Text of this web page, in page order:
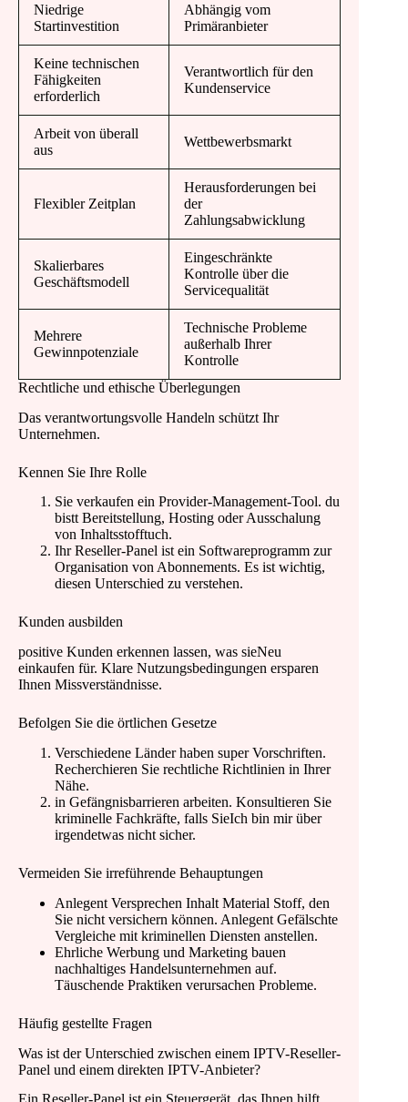
Niedrige
Startinvestition
Abhängig vom
Primäranbieter
Keine technischen
Fähigkeiten
erforderlich
Verantwortlich für den
Kundenservice
Arbeit von überall
aus
Wettbewerbsmarkt
Flexibler Zeitplan
Herausforderungen bei
der
Zahlungsabwicklung
Skalierbares
Geschäftsmodell
Eingeschränkte
Kontrolle über die
Servicequalität
Mehrere
Gewinnpotenziale
Technische Probleme
außerhalb Ihrer
Kontrolle
Rechtliche und ethische Überlegungen
Das verantwortungsvolle Handeln schützt Ihr
Unternehmen.
Kennen Sie Ihre Rolle
Sie verkaufen ein Provider-Management-Tool. du
bistt Bereitstellung, Hosting oder Ausschalung
von Inhaltsstofftuch.
Ihr Reseller-Panel ist ein Softwareprogramm zur
Organisation von Abonnements. Es ist wichtig,
diesen Unterschied zu verstehen.
Kunden ausbilden
positive Kunden erkennen lassen, was sieNeu
einkaufen für. Klare Nutzungsbedingungen ersparen
Ihnen Missverständnisse.
Befolgen Sie die örtlichen Gesetze
Verschiedene Länder haben super Vorschriften.
Recherchieren Sie rechtliche Richtlinien in Ihrer
Nähe.
in Gefängnisbarrieren arbeiten. Konsultieren Sie
kriminelle Fachkräfte, falls SieIch bin mir über
irgendetwas nicht sicher.
Vermeiden Sie irreführende Behauptungen
Anlegent Versprechen Inhalt Material Stoff, den
Sie nicht versichern können. Anlegent Gefälschte
Vergleiche mit kriminellen Diensten anstellen.
Ehrliche Werbung und Marketing bauen
nachhaltiges Handelsunternehmen auf.
Täuschende Praktiken verursachen Probleme.
Häufig gestellte Fragen
Was ist der Unterschied zwischen einem IPTV-Reseller-
Panel und einem direkten IPTV-Anbieter?